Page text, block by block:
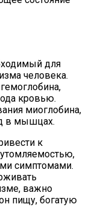
для
человека.
кровью.
миоглобина,
в мышцах.
к
симптомами.
важно
пищу, богатую